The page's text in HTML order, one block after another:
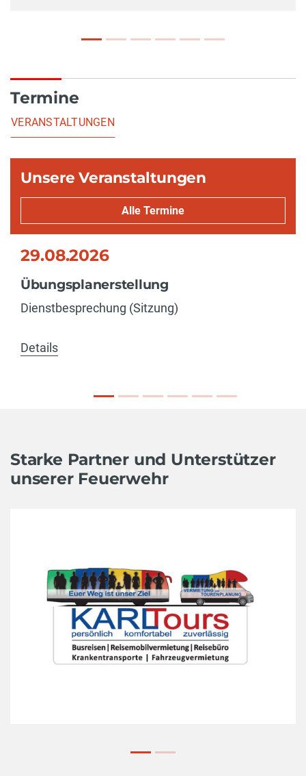
Termine
VERANSTALTUNGEN
Unsere Veranstaltungen
Alle Termine
29.08.2026
Übungsplanerstellung
Dienstbesprechung (Sitzung)
Details
Starke Partner und Unterstützer
unserer Feuerwehr